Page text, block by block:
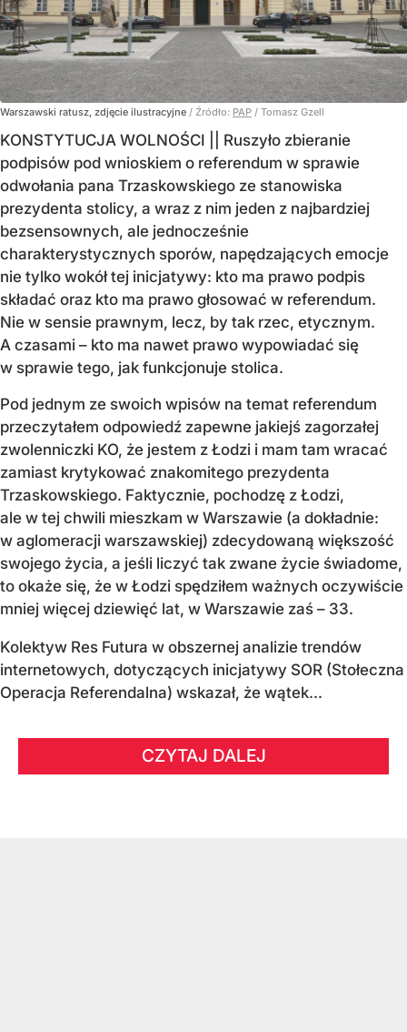
Warszawski ratusz, zdjęcie ilustracyjne / Źródło: PAP / Tomasz Gzell
KONSTYTUCJA WOLNOŚCI || Ruszyło zbieranie
podpisów pod wnioskiem o referendum w sprawie
odwołania pana Trzaskowskiego ze stanowiska
prezydenta stolicy, a wraz z nim jeden z najbardziej
bezsensownych, ale jednocześnie
charakterystycznych sporów, napędzających emocje
nie tylko wokół tej inicjatywy: kto ma prawo podpis
składać oraz kto ma prawo głosować w referendum.
Nie w sensie prawnym, lecz, by tak rzec, etycznym.
A czasami – kto ma nawet prawo wypowiadać się
w sprawie tego, jak funkcjonuje stolica.
Pod jednym ze swoich wpisów na temat referendum
przeczytałem odpowiedź zapewne jakiejś zagorzałej
zwolenniczki KO, że jestem z Łodzi i mam tam wracać
zamiast krytykować znakomitego prezydenta
Trzaskowskiego. Faktycznie, pochodzę z Łodzi,
ale w tej chwili mieszkam w Warszawie (a dokładnie:
w aglomeracji warszawskiej) zdecydowaną większość
swojego życia, a jeśli liczyć tak zwane życie świadome,
to okaże się, że w Łodzi spędziłem ważnych oczywiście
mniej więcej dziewięć lat, w Warszawie zaś – 33.
Kolektyw Res Futura w obszernej analizie trendów
internetowych, dotyczących inicjatywy SOR (Stołeczna
Operacja Referendalna) wskazał, że wątek...
CZYTAJ DALEJ